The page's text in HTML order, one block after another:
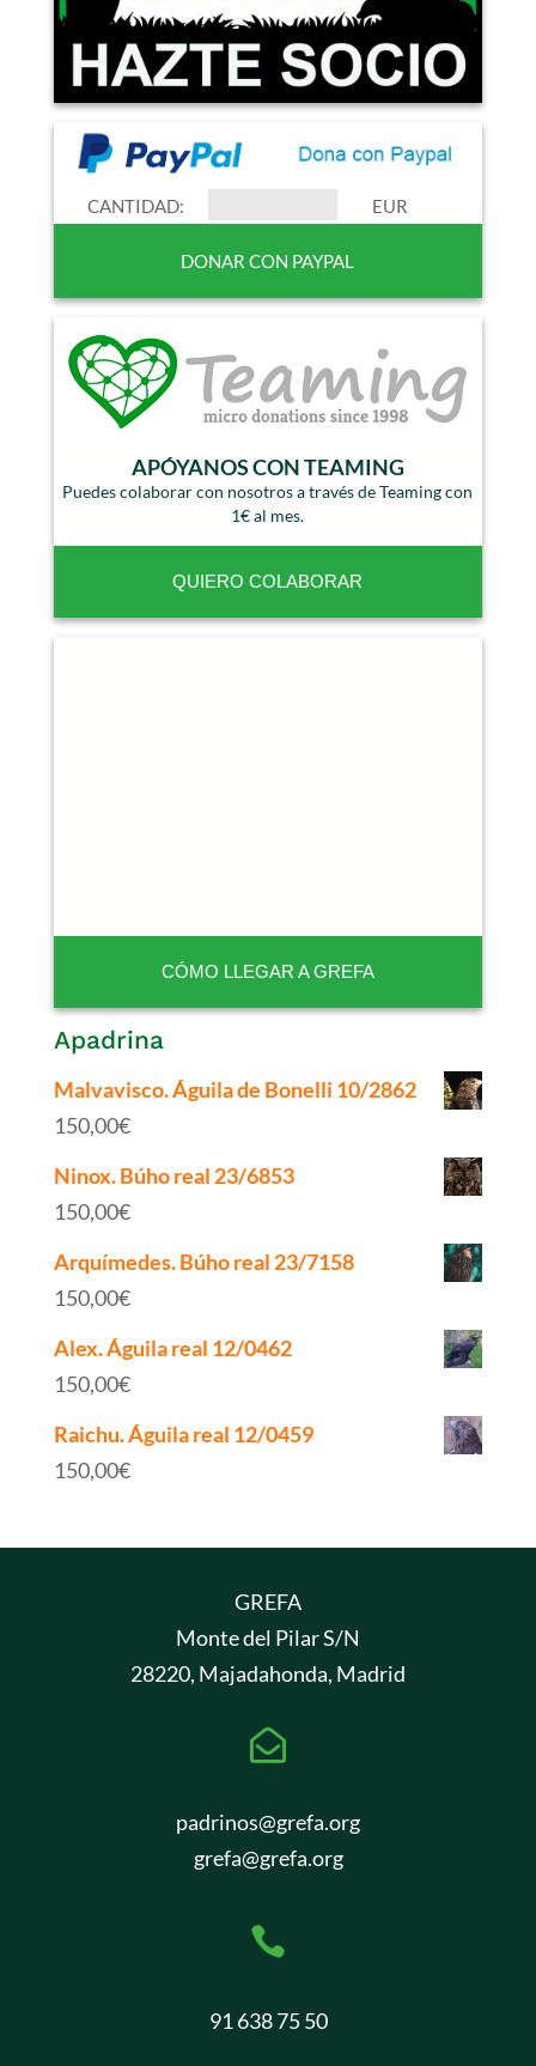
CANTIDAD: EUR
APÓYANOS CON TEAMING
Puedes colaborar con nosotros a través de Teaming con
1€ al mes.
QUIERO COLABORAR
CÓMO LLEGAR A GREFA
Apadrina
Malvavisco. Águila de Bonelli 10/2862
150,00€
Ninox. Búho real 23/6853
150,00€
Arquímedes. Búho real 23/7158
150,00€
Alex. Águila real 12/0462
150,00€
Raichu. Águila real 12/0459
150,00€
GREFA
Monte del Pilar S/N
28220, Majadahonda, Madrid

padrinos@grefa.org
grefa@grefa.org

91 638 75 50